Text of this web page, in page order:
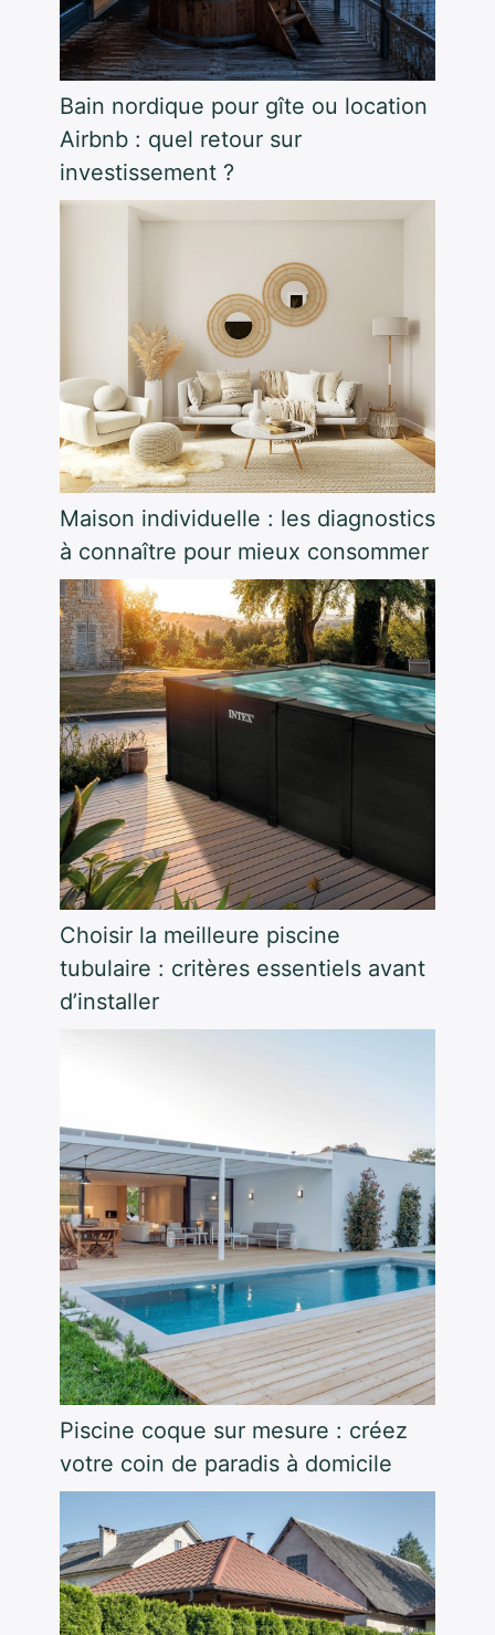
Bain nordique pour gîte ou location
Airbnb : quel retour sur
investissement ?
Maison individuelle : les diagnostics
à connaître pour mieux consommer
Choisir la meilleure piscine
tubulaire : critères essentiels avant
d’installer
Piscine coque sur mesure : créez
votre coin de paradis à domicile